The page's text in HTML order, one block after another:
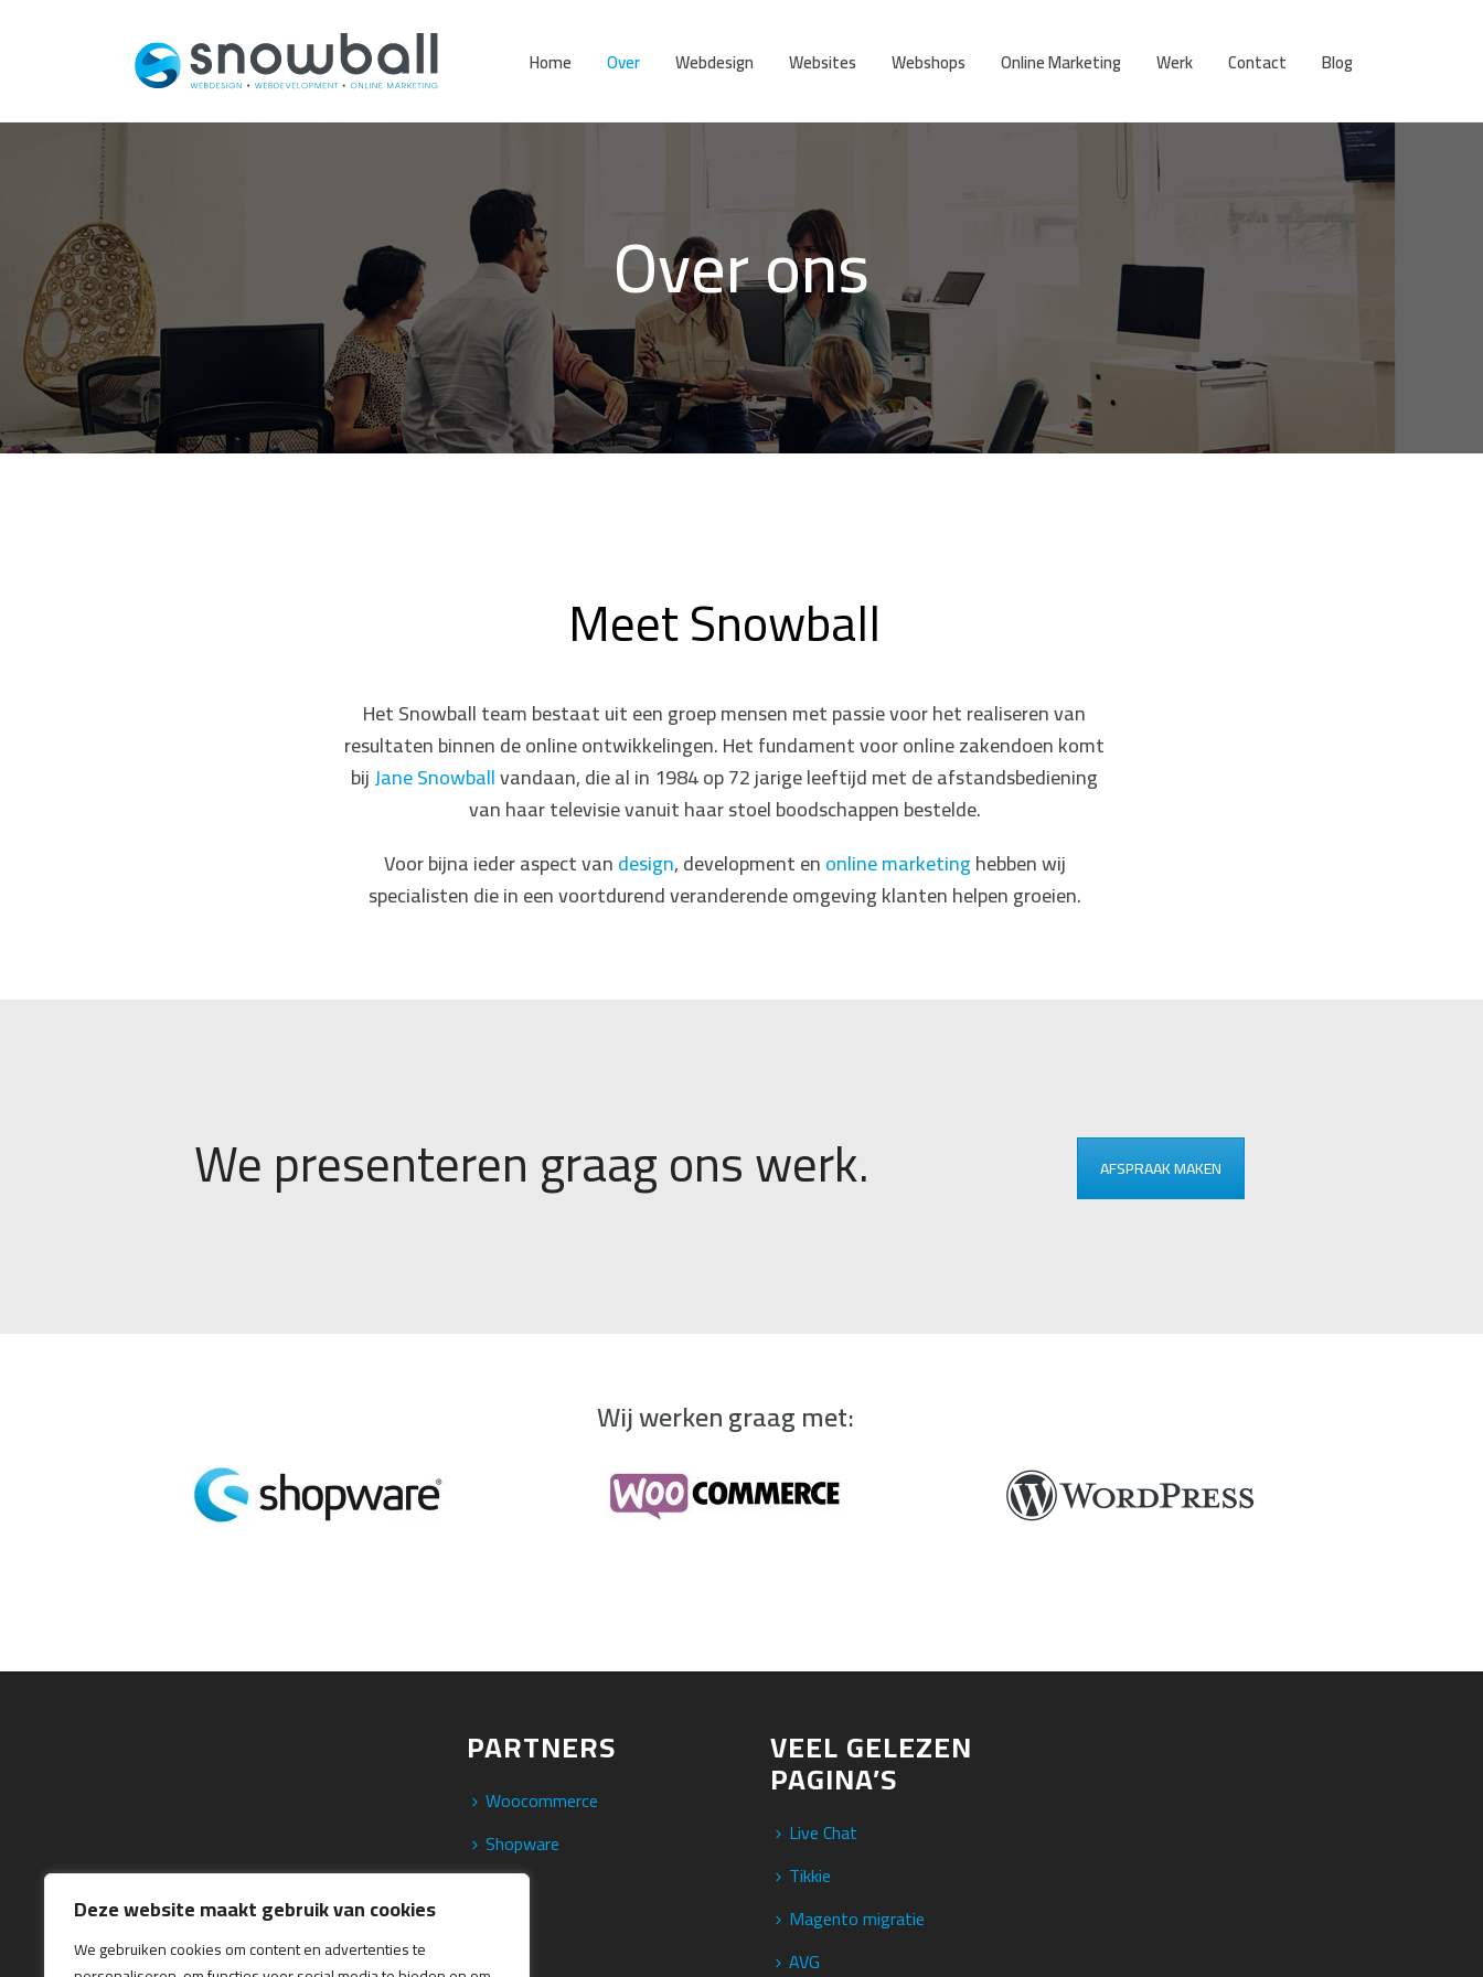
Deze website maakt gebruik van cookies
We gebruiken cookies om content en advertenties te
Home Over Webdesign Websites Webshops Online Marketing Werk Contact Blog
Over ons
Meet Snowball
Het Snowball team bestaat uit een groep mensen met passie voor het realiseren van
resultaten binnen de online ontwikkelingen. Het fundament voor online zakendoen komt
bijJane Snowballvandaan, die al in 1984 op 72 jarige leeftijd met de afstandsbediening
van haar televisie vanuit haar stoel boodschappen bestelde.
Voor bijna ieder aspect vandesign, development enonline marketinghebben wij
specialisten die in een voortdurend veranderende omgeving klanten helpen groeien.
We presenteren graag ons werk. AFSPRAAK MAKEN
Wij werken graag met:
PARTNERS
Woocommerce
Shopware
Tikkie
VEEL GELEZEN
PAGINA’S
Live Chat
Tikkie
Magento migratie
AVG